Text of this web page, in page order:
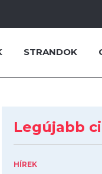
STRANDOK
Legújabb
HÍREK